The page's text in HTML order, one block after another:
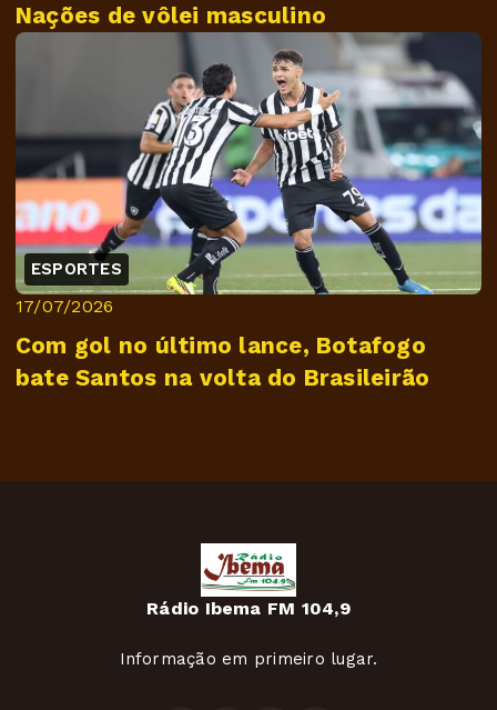
Nações de vôlei masculino
ESPORTES
17/07/2026
Com gol no último lance, Botafogo
bate Santos na volta do Brasileirão
Rádio Ibema FM 104,9
Informação em primeiro lugar.